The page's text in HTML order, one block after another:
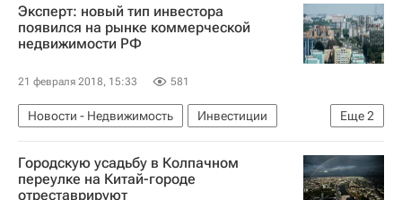
Архсовет Москвы
Проектирование
Архитектура
Россия
Эксперт: новый тип инвестора
появился на рынке коммерческой
недвижимости РФ
21 февраля 2018, 15:33 581
Еще2
Новости - Недвижимость
Инвестиции
Коммерческая недвижимость
Россия
Городскую усадьбу в Колпачном
переулке на Китай-городе
отреставрируют